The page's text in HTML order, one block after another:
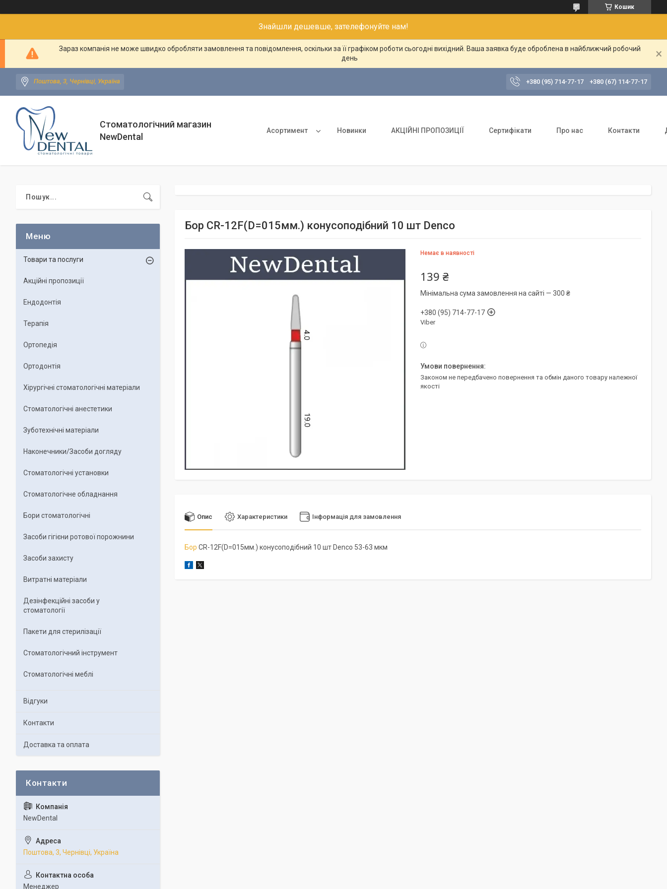
Кошик
Знайшли дешевше, зателефонуйте нам!
Зараз компанія не може швидко обробляти замовлення та повідомлення, оскільки за її графіком роботи сьогодні вихідний. Ваша заявка буде оброблена в найближчий робочий
день
Поштова, 3, Чернівці, Україна +380 (95) 714-77-17 +380 (67) 114-77-17
Стоматологічний магазин
NewDental
Асортимент Новинки АКЦІЙНІ ПРОПОЗИЦІЇ Сертифікати Про нас Контакти
Бор CR-12F(D=015мм.) конусоподібний 10 шт Denco
Немає в наявності
139 ₴
Мінімальна сума замовлення на сайті — 300 ₴
+380 (95) 714-77-17
Viber
Законом не передбачено повернення та обмін даного товару належної
якості
Опис Характеристики Інформація для замовлення
Бор CR-12F(D=015мм.) конусоподібний 10 шт Denco 53-63 мкм
Товари та послуги
Акційні пропозиції
Ендодонтія
Терапія
Ортопедія
Ортодонтія
Хірургічні стоматологічні матеріали
Стоматологічні анестетики
Зуботехнічні матеріали
Наконечники/Засоби догляду
Стоматологічні установки
Стоматологічне обладнання
Бори стоматологічні
Засоби гігієни ротової порожнини
Засоби захисту
Витратні матеріали
Дезінфекційні засоби у
стоматології
Пакети для стерилізації
Стоматологічний інструмент
Стоматологічні меблі
Відгуки
Контакти
Доставка та оплата
NewDental
Поштова, 3, Чернівці, Україна
Менеджер